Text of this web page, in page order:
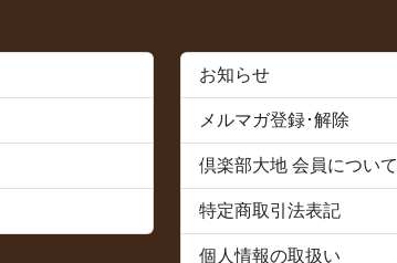
お知らせ
メルマガ登録･解除
倶楽部大地 会員について
特定商取引法表記
個人情報の取扱い